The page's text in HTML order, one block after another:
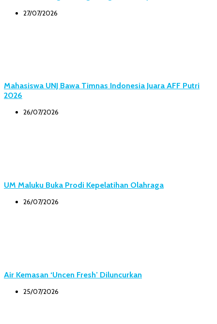
27/07/2026
Mahasiswa UNJ Bawa Timnas Indonesia Juara AFF Putri
2026
26/07/2026
UM Maluku Buka Prodi Kepelatihan Olahraga
26/07/2026
Air Kemasan ‘Uncen Fresh’ Diluncurkan
25/07/2026